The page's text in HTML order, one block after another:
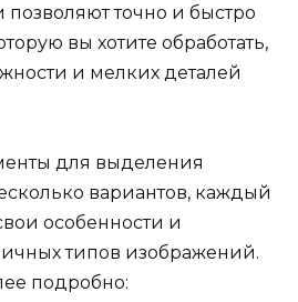
точно и быстро
вы хотите обработать,
и мелких деталей
для выделения
вариантов, каждый
особенности и
типов изображений.
подробно: